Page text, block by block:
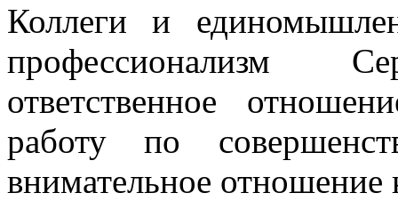
Коллеги и
профессионализм
ответственное
работу по
внимательное